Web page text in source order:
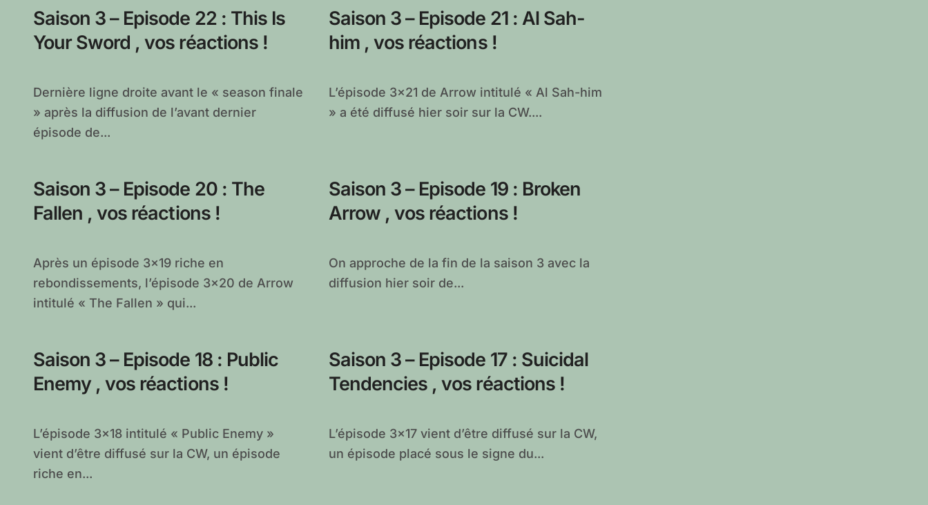
Saison 3 – Episode 22 : This Is
Your Sword , vos réactions !
Dernière ligne droite avant le « season finale
» après la diffusion de l’avant dernier
épisode de...
Saison 3 – Episode 21 : Al Sah-
him , vos réactions !
L’épisode 3×21 de Arrow intitulé « Al Sah-him
» a été diffusé hier soir sur la CW....
Saison 3 – Episode 20 : The
Fallen , vos réactions !
Après un épisode 3×19 riche en
rebondissements, l’épisode 3×20 de Arrow
intitulé « The Fallen » qui...
Saison 3 – Episode 19 : Broken
Arrow , vos réactions !
On approche de la fin de la saison 3 avec la
diffusion hier soir de...
Saison 3 – Episode 18 : Public
Enemy , vos réactions !
L’épisode 3×18 intitulé « Public Enemy »
vient d’être diffusé sur la CW, un épisode
riche en...
Saison 3 – Episode 17 : Suicidal
Tendencies , vos réactions !
L’épisode 3×17 vient d’être diffusé sur la CW,
un épisode placé sous le signe du...